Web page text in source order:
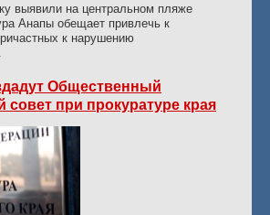
выявили на центральном пляже
Анапы обещает привлечь к
к нарушению
Общественный
совет при прокуратуре края